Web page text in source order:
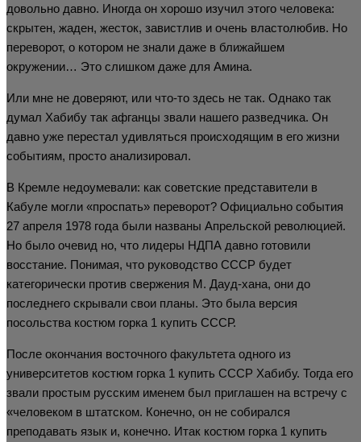
довольно давно. Иногда он хорошо изучил этого человека:
скрытен, жаден, жесток, завистлив и очень властолюбив. Но
переворот, о котором не знали даже в ближайшем
окружении… Это слишком даже для Амина.
Или мне не доверяют, или что-то здесь не так. Однако так
думал Хабибу так афганцы звали нашего разведчика. Он
давно уже перестал удивляться происходящим в его жизни
событиям, просто анализировал.
В Кремле недоумевали: как советские представители в
Кабуле могли «проспать» переворот? Официально события
27 апреля 1978 года были названы Апрельской революцией.
Но было очевид но, что лидеры НДПА давно готовили
восстание. Понимая, что руководство СССР будет
категорически против свержения М. Дауд-хана, они до
последнего скрывали свои планы. Это была версия
посольства костюм горка 1 купить СССР.
После окончания восточного факультета одного из
университетов костюм горка 1 купить СССР Хабибу. Тогда его
звали простым русским именем был приглашен на встречу с
«человеком в штатском. Конечно, он не собирался
преподавать язык и, конечно. Итак костюм горка 1 купить